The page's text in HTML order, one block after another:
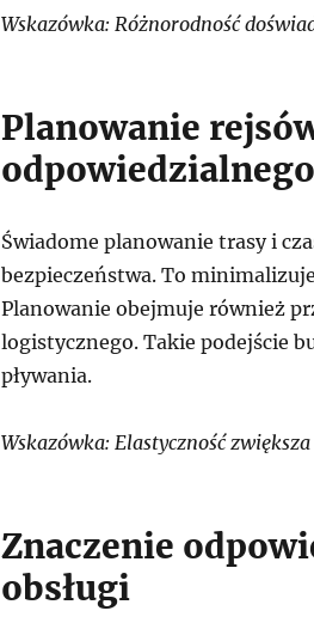
Wskazówka: Różnorodność
Planowanie
Świadome planowanie trasy i
bezpieczeństwa. To
Planowanie obejmuje również
logistycznego. Takie podejście
pływania.
Wskazówka: Elastyczność
Znaczenie
obsługi